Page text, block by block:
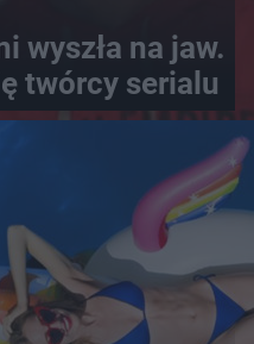
wyszła na jaw.
twórcy serialu